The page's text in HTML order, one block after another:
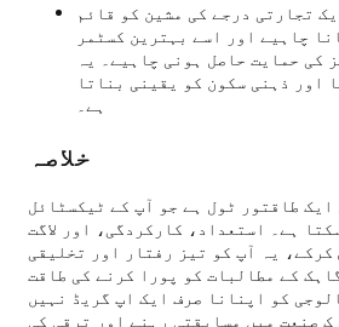
تجارتی درجے کی مشین کو قائم
چاہیے اور اسے بہترین کسٹمر
کی حمایت حاصل ہونی چاہیے۔ یہ
اور ذہنی سکون کو یقینی بناتا
ہے۔
خلاصہ
ایک طاقتور ٹول ہے جو آپ کے ٹیکسٹائل
ہے۔ استعداد، کارکردگی، اور لاگت
یہ آپ کو تیز رفتار اور تخلیقی
کے مطالبات کو پورا کرنے کی طاقت
کو اپنانا صرف ایک اپ گریڈ نہیں
صنعت میں مسابقتی رہنے اور ترقی کی